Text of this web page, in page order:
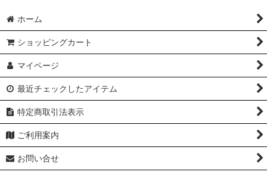
ホーム
ショッピングカート
マイページ
最近チェックしたアイテム
特定商取引法表示
ご利用案内
お問い合せ